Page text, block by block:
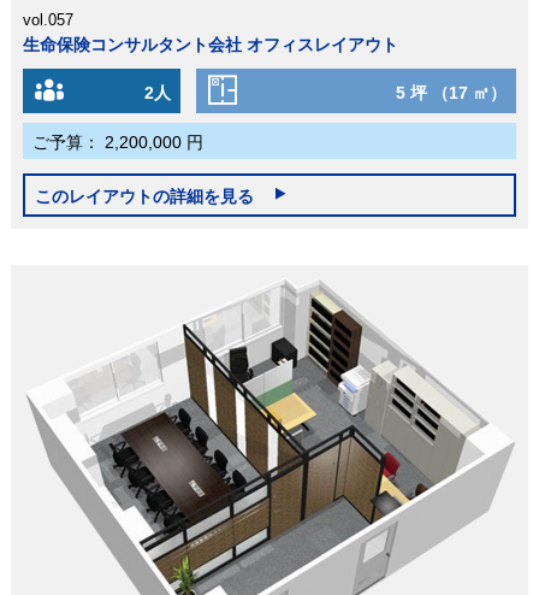
vol.057
生命保険コンサルタント会社 オフィスレイアウト
2人 5 坪 （17 ㎡）
ご予算： 2,200,000 円
このレイアウトの詳細を見る